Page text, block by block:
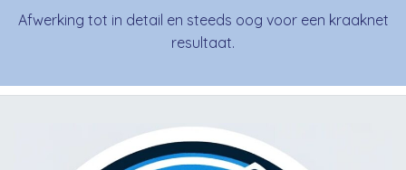
Afwerking tot in detail en steeds oog voor een kraaknet
resultaat.